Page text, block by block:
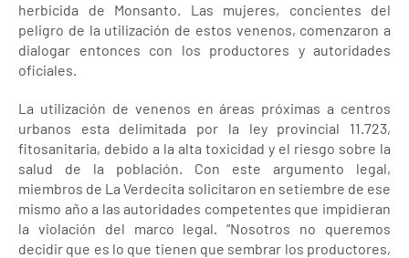
herbicida de Monsanto. Las mujeres, concientes del
peligro de la utilización de estos venenos, comenzaron a
dialogar entonces con los productores y autoridades
oficiales.
La utilización de venenos en áreas próximas a centros
urbanos esta delimitada por la ley provincial 11.723,
fitosanitaria, debido a la alta toxicidad y el riesgo sobre la
salud de la población. Con este argumento legal,
miembros de La Verdecita solicitaron en setiembre de ese
mismo año a las autoridades competentes que impidieran
la violación del marco legal. “Nosotros no queremos
decidir que es lo que tienen que sembrar los productores,